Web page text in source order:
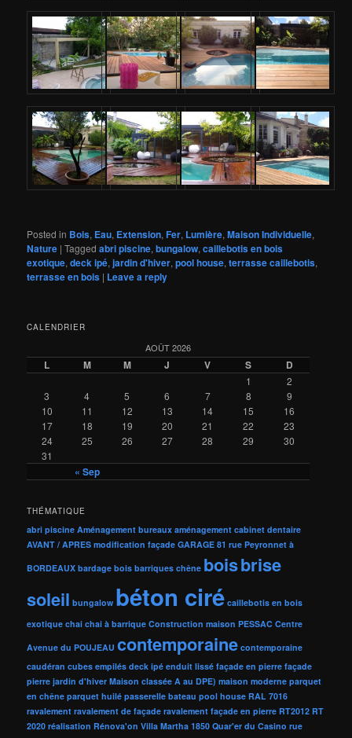
Posted in Bois, Eau, Extension,Fer, Lumière,Maison Individuelle,
Nature |Tagged abri piscine,bungalow,caillebotis en bois
exotique,deck ipé,jardin d'hiver,pool house,terrasse caillebotis,
terrasse en bois | Leave a reply
CALENDRIER
AOÛT 2026
L M M J V S D
« Sep
1
2
3
4 5 6 7 8
9
10
11 12 13 14 15
16
17
18 19 20 21 22
23
24
25 26 27 28 29
30
31
THÉMATIQUE
abri piscine Aménagement bureaux aménagement cabinet dentaire
AVANT / APRES modification façade GARAGE 81 rue Peyronnet à
BORDEAUX bardage bois barriques chêne boisbrise
soleil bungalow béton ciré caillebotis en bois
exotique chai chai à barrique Construction maison PESSAC Centre
Avenue du POUJEAU contemporaine contemporaine
caudéran cubes empilés deck ipé enduit lissé façade en pierre façade
pierre jardin d'hiver Maison classée A au DPE) maison moderne parquet
en chêne parquet huilé passerelle bateau pool house RAL 7016
ravalement ravalement de façade ravalement façade en pierre RT2012 RT
2020 réalisation Rénova'on Villa Martha 1850 Quar'er du Casino rue